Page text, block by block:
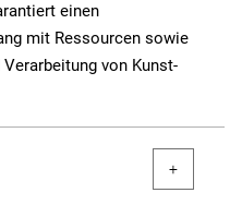
einen
mit Ressourcen sowie
von Kunst-